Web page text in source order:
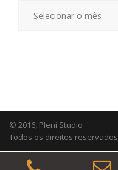
© 2016, Pleni Studio
Todos os direitos reservados